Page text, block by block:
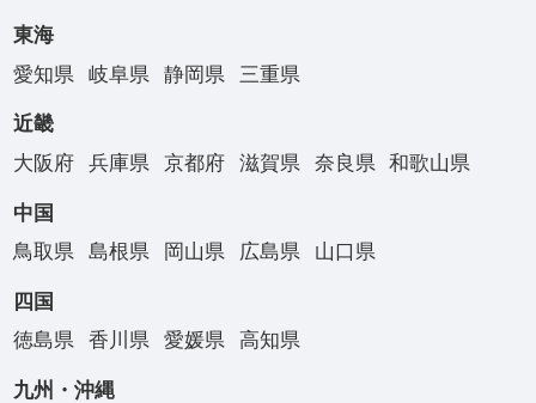
東海
愛知県
岐阜県 静岡県 三重県
近畿
大阪府
兵庫県 京都府 滋賀県 奈良県 和歌山県
中国
鳥取県
島根県 岡山県 広島県 山口県
四国
徳島県
香川県 愛媛県 高知県
九州・沖縄